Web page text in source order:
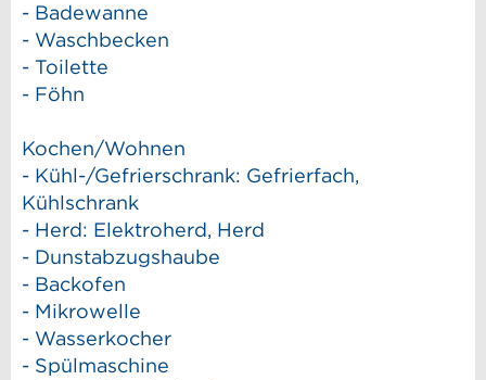
- Badewanne
- Waschbecken
- Toilette
- Föhn
Kochen/Wohnen
- Kühl-/Gefrierschrank: Gefrierfach,
Kühlschrank
- Herd: Elektroherd, Herd
- Dunstabzugshaube
- Backofen
- Mikrowelle
- Wasserkocher
- Spülmaschine